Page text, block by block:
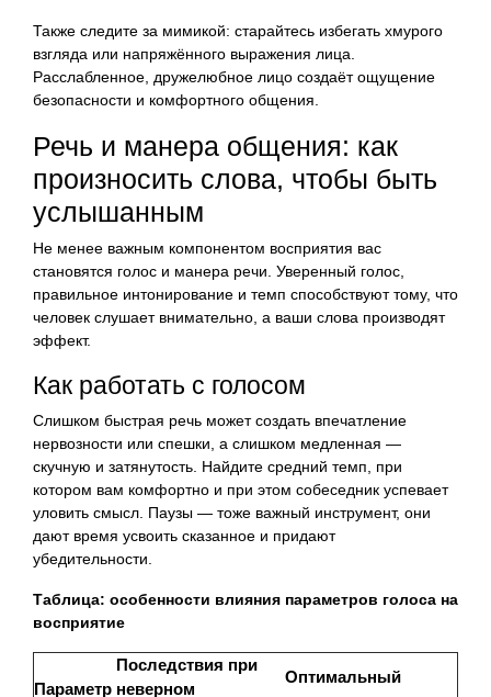
Также следите за мимикой: старайтесь избегать хмурого
взгляда или напряжённого выражения лица.
Расслабленное, дружелюбное лицо создаёт ощущение
безопасности и комфортного общения.
Речь и манера общения: как
произносить слова, чтобы быть
услышанным
Не менее важным компонентом восприятия вас
становятся голос и манера речи. Уверенный голос,
правильное интонирование и темп способствуют тому, что
человек слушает внимательно, а ваши слова производят
эффект.
Как работать с голосом
Слишком быстрая речь может создать впечатление
нервозности или спешки, а слишком медленная —
скучную и затянутость. Найдите средний темп, при
котором вам комфортно и при этом собеседник успевает
уловить смысл. Паузы — тоже важный инструмент, они
дают время усвоить сказанное и придают
убедительности.
Таблица: особенности влияния параметров голоса на
восприятие
Параметр
Последствия при
неверном
Оптимальный